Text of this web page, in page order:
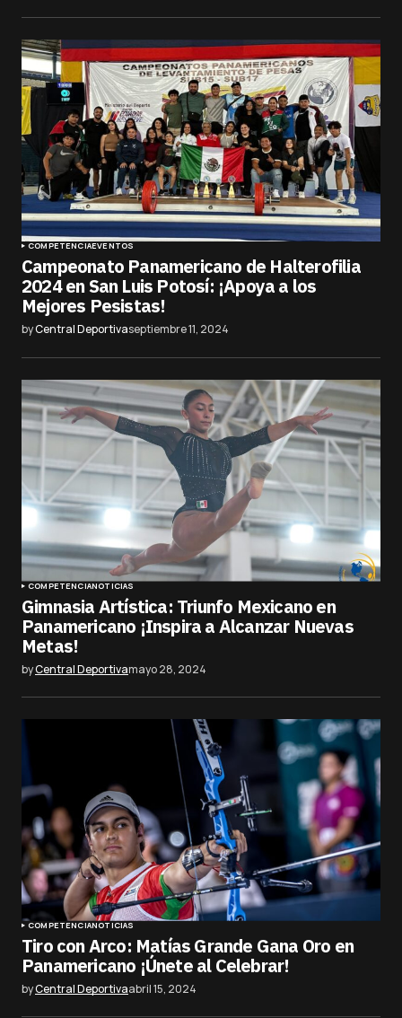
COMPETENCIAEVENTOS
Campeonato Panamericano de Halterofilia
2024 en San Luis Potosí: ¡Apoya a los
Mejores Pesistas!
byCentral Deportivaseptiembre 11, 2024
COMPETENCIANOTICIAS
Gimnasia Artística: Triunfo Mexicano en
Panamericano ¡Inspira a Alcanzar Nuevas
Metas!
byCentral Deportivamayo 28, 2024
COMPETENCIANOTICIAS
Tiro con Arco: Matías Grande Gana Oro en
Panamericano ¡Únete al Celebrar!
byCentral Deportivaabril 15, 2024